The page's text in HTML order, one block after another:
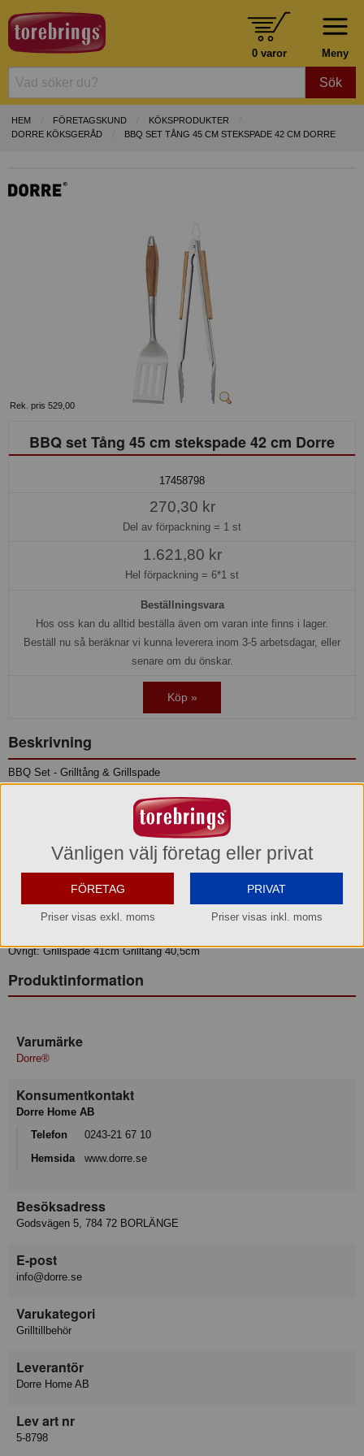
Meny
0 varor
Sök
HEM FÖRETAGSKUND
KÖKSPRODUKTER
DORRE KÖKSGERÅD
BBQ SET TÅNG 45 CM STEKSPADE 42 CM DORRE
Rek. pris 529,00
BBQ set Tång 45 cm stekspade 42 cm Dorre
17458798
270,30 kr
Del av förpackning = 1 st
1.621,80 kr
Hel förpackning = 6*1 st
Beställningsvara
Hos oss kan du alltid beställa även om varan inte finns i lager.
Beställ nu så beräknar vi kunna leverera inom 3-5 arbetsdagar, eller
senare om du önskar.
Köp »
Beskrivning
BBQ Set - Grilltång & Grillspade
Riktiga grillproffs behöver grillredskap av hög kvalité. Med detta BBQ set
i rostfritt stål och vackert akasiaträ kommer du alltid att lyckas vid grillen.
Finns även gaffel och kniv i samma serie.
Höjd: 45 cm
Längd: 2 cm
Skötselråd: Handdisk, Handwash
Övrigt: Grillspade 41cm Grilltång 40,5cm
Produktinformation
Varumärke
Dorre®
Konsumentkontakt
Dorre Home AB
Telefon
0243-21 67 10
Hemsida
www.dorre.se
Besöksadress
Godsvägen 5, 784 72 BORLÄNGE
E-post
info@dorre.se
Varukategori
Grilltillbehör
Leverantör
Dorre Home AB
Lev art nr
5-8798
Vänligen välj företag eller privat
FÖRETAG
Priser visas exkl. moms
PRIVAT
Priser visas inkl. moms